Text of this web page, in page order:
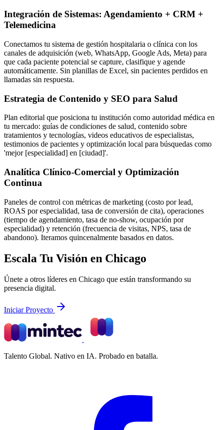
Integración de Sistemas: Agendamiento + CRM +
Telemedicina
Conectamos tu sistema de gestión hospitalaria o clínica con los
canales de adquisición (web, WhatsApp, Google Ads, Meta) para
que cada paciente potencial se capture, clasifique y agende
automáticamente. Sin planillas de Excel, sin pacientes perdidos en
llamadas sin respuesta.
Estrategia de Contenido y SEO para Salud
Plan editorial que posiciona tu institución como autoridad médica en
tu mercado: guías de condiciones de salud, contenido sobre
tratamientos y tecnologías, videos educativos de especialistas,
testimonios de pacientes y optimización local para búsquedas como
'mejor [especialidad] en [ciudad]'.
Analítica Clínico-Comercial y Optimización
Continua
Paneles de control con métricas de marketing (costo por lead,
ROAS por especialidad, tasa de conversión de cita), operaciones
(tiempo de agendamiento, tasa de no-show, ocupación por
especialidad) y retención (frecuencia de visitas, NPS, tasa de
abandono). Iteramos quincenalmente basados en datos.
Escala Tu Visión en Chicago
Únete a otros líderes en Chicago que están transformando su
presencia digital.
Iniciar Proyecto
Talento Global. Nativo en IA. Probado en batalla.